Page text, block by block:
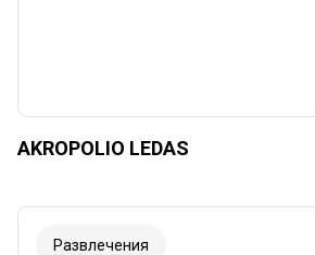
AKROPOLIO LEDAS
Развлечения